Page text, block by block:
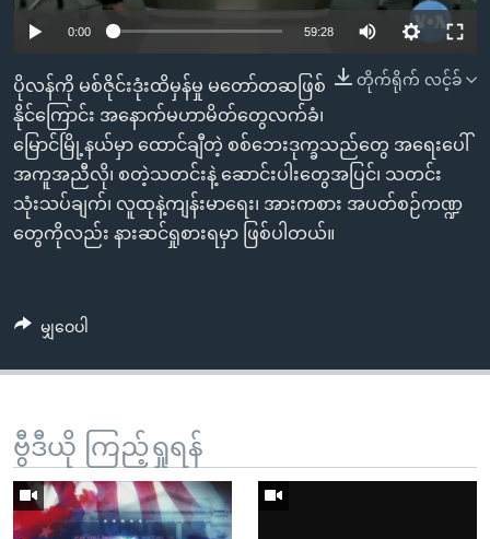
ကြည့်
ရန်
ရှာဖွေ
ရန်
နေရာ
သို့
ဗွီအိုအေ လူမှုကွန်ယက်များ
ဘာသာစကားများ
0:00 59:28
တိုက်ရိုက် လင့်ခ်
ပိုလန်ကို မစ်ဇိုင်းဒုံးထိမှန်မှု မတော်တဆဖြစ်
နိုင်ကြောင်း အနောက်မဟာမိတ်တွေလက်ခံ၊
မြောင်မြို့နယ်မှာ ထောင်ချီတဲ့ စစ်ဘေးဒုက္ခသည်တွေ အရေးပေါ်
အကူအညီလို၊ စတဲ့သတင်းနဲ့ ဆောင်းပါးတွေအပြင်၊ သတင်း
သုံးသပ်ချက်၊ လူထုနဲ့ကျန်းမာရေး၊ အားကစား အပတ်စဉ်ကဏ္ဍ
တွေကိုလည်း နားဆင်ရှုစားရမှာ ဖြစ်ပါတယ်။
မျှဝေပါ
ဗွီဒီယို ကြည့်ရှုရန်